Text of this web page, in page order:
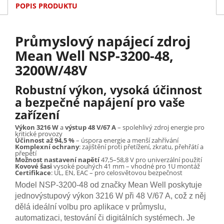
POPIS PRODUKTU
Průmyslový napájecí zdroj
Mean Well NSP-3200-48,
3200W/48V
Robustní výkon, vysoká účinnost
a bezpečné napájení pro vaše
zařízení
Výkon 3216 Wavýstup 48 V/67 A– spolehlivý zdroj energie pro
kritické provozy
Účinnost až 94,5 %– úspora energie a menší zahřívání
Komplexní ochrany: zajištění proti přetížení, zkratu, přehřátí a
přepětí
Možnost nastavení napětí47,5–58,8 V pro univerzální použití
Kovové šasi vysoké pouhých 41 mm – vhodné pro 1U montáž
Certifikace: UL, EN, EAC – pro celosvětovou bezpečnost
Model NSP-3200-48 od značky Mean Well poskytuje
jednovýstupový výkon 3216 W při 48 V/67 A, což z něj
dělá ideální volbu pro aplikace v průmyslu,
automatizaci, testování či digitálních systémech. Je